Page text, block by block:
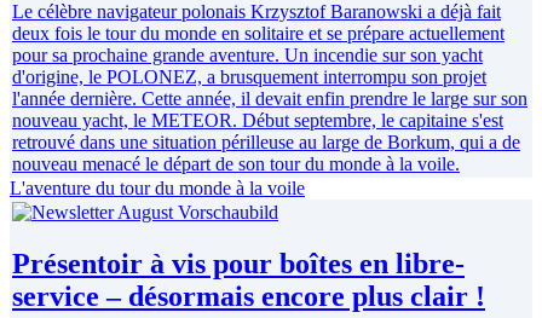
Le célèbre navigateur polonais Krzysztof Baranowski a déjà fait
deux fois le tour du monde en solitaire et se prépare actuellement
pour sa prochaine grande aventure. Un incendie sur son yacht
d'origine, le POLONEZ, a brusquement interrompu son projet
l'année dernière. Cette année, il devait enfin prendre le large sur son
nouveau yacht, le METEOR. Début septembre, le capitaine s'est
retrouvé dans une situation périlleuse au large de Borkum, qui a de
nouveau menacé le départ de son tour du monde à la voile.
L'aventure du tour du monde à la voile
Présentoir à vis pour boîtes en libre-
service – désormais encore plus clair !